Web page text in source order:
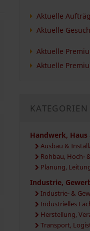
Aktuelle
Aktuelle
Aktuelle
Aktuelle
KATEGORIEN
Handwerk, Haus
Ausbau &
Rohbau, Hoch-
Planung,
Industrie,
Industrie- &
Industrielles
Herstellung,
Transport,